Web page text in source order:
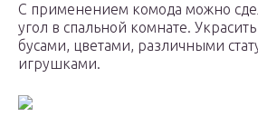
С применением комода можно
угол в спальной комнате.
бусами, цветами, различными
игрушками.